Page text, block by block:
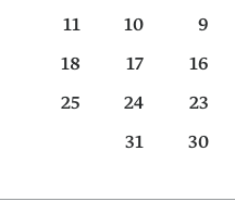
9
10
11
16
17
18
23
24
25
30
31